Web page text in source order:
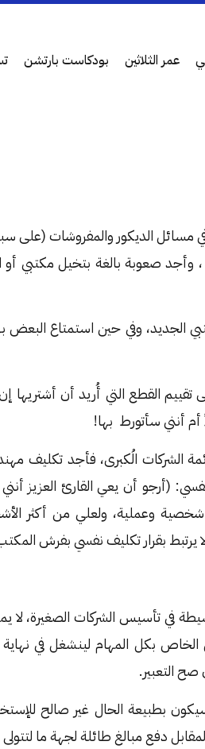
عمر الثلاثين بودكاست بارتشن
مسائل الديكور والمفروشات (على
وأجد صعوبة بالغة بتخيل مكتبي أو
الجديد، وفي حين استمتاع البعض
تقييم القطع التي أُريد أن
أنني سأتورط بها!
الشركات الُكبرى، فأجد تكليف
(أرجو أن يعي القارئ العزيز
وعملية، ولعلي من أكثر
يرتبط بقرار تكليف نفسي بفرش
تأسيس الشركات الصغيرة، لا
بكل المهام لينشغل في نهاية
صح التعبير.
بطبيعة الحال غير صالح
دفع مبالغ طائلة لجهة ما